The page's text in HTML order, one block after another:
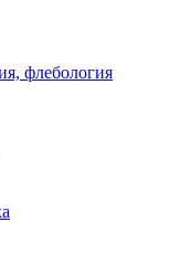
флебология